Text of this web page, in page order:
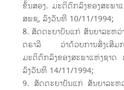
ຂັ້ນສອງ. ມະຕິຕົກລົງຂອງສະພາ
ສພຊ, ລົງວັນທີ 10/11/1994;
ສັດຕະຍາບັນແກ່ ສັນຍາລະຫວ່
ຕຣາລີ ວ່າດ້ວຍການສົ່ງເສີມກ
ມະຕິຕົກລົງຂອງສະພາແຫ່ງຊາ
ລົງວັນທີ 14/11/1994;
ສັດຕະຍາບັນແກ່ ສັນຍາລະ